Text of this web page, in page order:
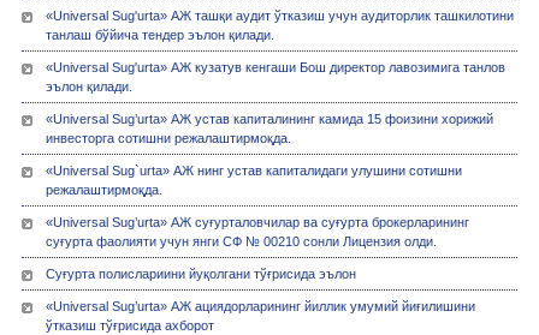
«Universal Sug'urta» АЖ ташқи аудит ўтказиш учун аудиторлик ташкилотини
танлаш бўйича тендер эълон қилади.
«Universal Sug'urta» АЖ кузатув кенгаши Бош директор лавозимига танлов
эълон қилади.
«Universal Sug’urta» АЖ устав капиталининг камида 15 фоизини хорижий
инвесторга сотишни режалаштирмоқда.
«Universal Sug`urta» АЖ нинг устав капиталидаги улушини сотишни
режалаштирмоқда.
«Univеrsal Sug’urta» АЖ суғурталовчилар ва суғурта брокерларининг
суғурта фаолияти учун янги СФ № 00210 сонли Лицензия олди.
Суғурта полислариини йуқолгани тўғрисида эълон
«Universal Sug’urta» АЖ ациядорларининг йиллик умумий йиғилишини
ўтказиш тўғрисида ахборот